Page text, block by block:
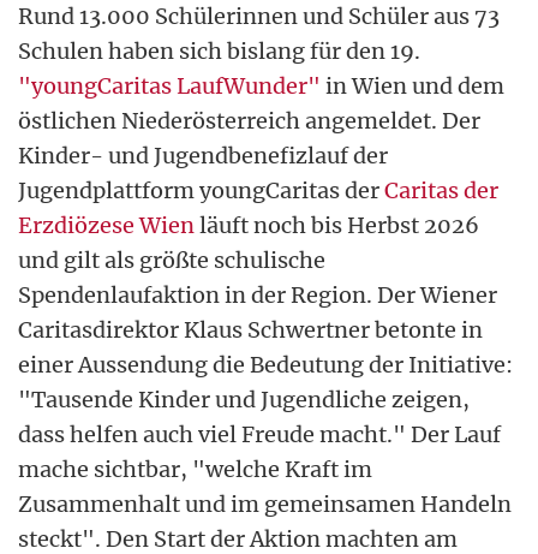
Rund 13.000 Schülerinnen und Schüler aus 73
Schulen haben sich bislang für den 19.
"youngCaritas LaufWunder" in Wien und dem
östlichen Niederösterreich angemeldet. Der
Kinder- und Jugendbenefizlauf der
Jugendplattform youngCaritas derCaritas der
Erzdiözese Wienläuft noch bis Herbst 2026
und gilt als größte schulische
Spendenlaufaktion in der Region. Der Wiener
Caritasdirektor Klaus Schwertner betonte in
einer Aussendung die Bedeutung der Initiative:
"Tausende Kinder und Jugendliche zeigen,
dass helfen auch viel Freude macht." Der Lauf
mache sichtbar, "welche Kraft im
Zusammenhalt und im gemeinsamen Handeln
steckt". Den Start der Aktion machten am